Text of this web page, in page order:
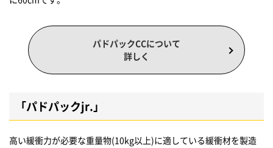
パドパックCCについて
詳しく
「パドパックjr.」
高い緩衝力が必要な重量物(10kg以上)に適している緩衝材を製造